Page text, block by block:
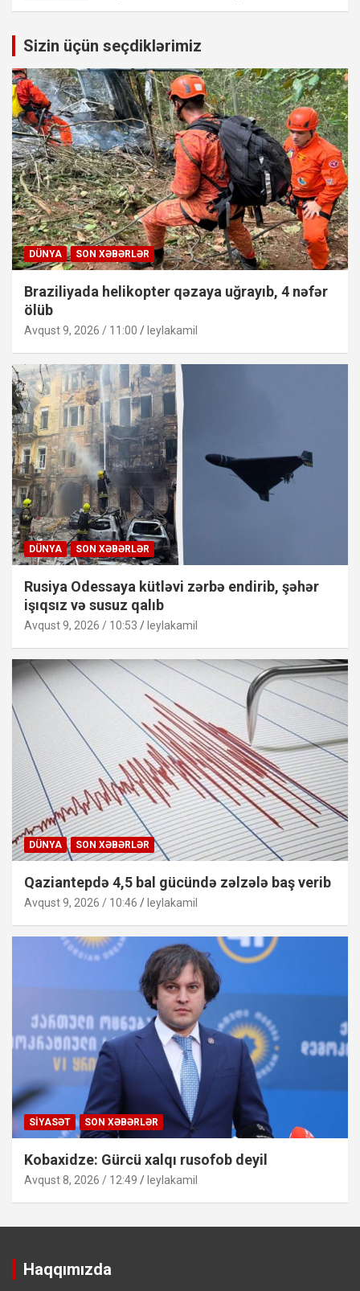
Sizin üçün seçdiklərimiz
DÜNYA SON XƏBƏRLƏR
Braziliyada helikopter qəzaya uğrayıb, 4 nəfər
ölüb
Avqust 9, 2026 / 11:00 leylakamil
DÜNYA SON XƏBƏRLƏR
Rusiya Odessaya kütləvi zərbə endirib, şəhər
işıqsız və susuz qalıb
Avqust 9, 2026 / 10:53 leylakamil
DÜNYA SON XƏBƏRLƏR
Qaziantepdə 4,5 bal gücündə zəlzələ baş verib
Avqust 9, 2026 / 10:46 leylakamil
SIYASƏT SON XƏBƏRLƏR
Kobaxidze: Gürcü xalqı rusofob deyil
Avqust 8, 2026 / 12:49 leylakamil
Haqqımızda